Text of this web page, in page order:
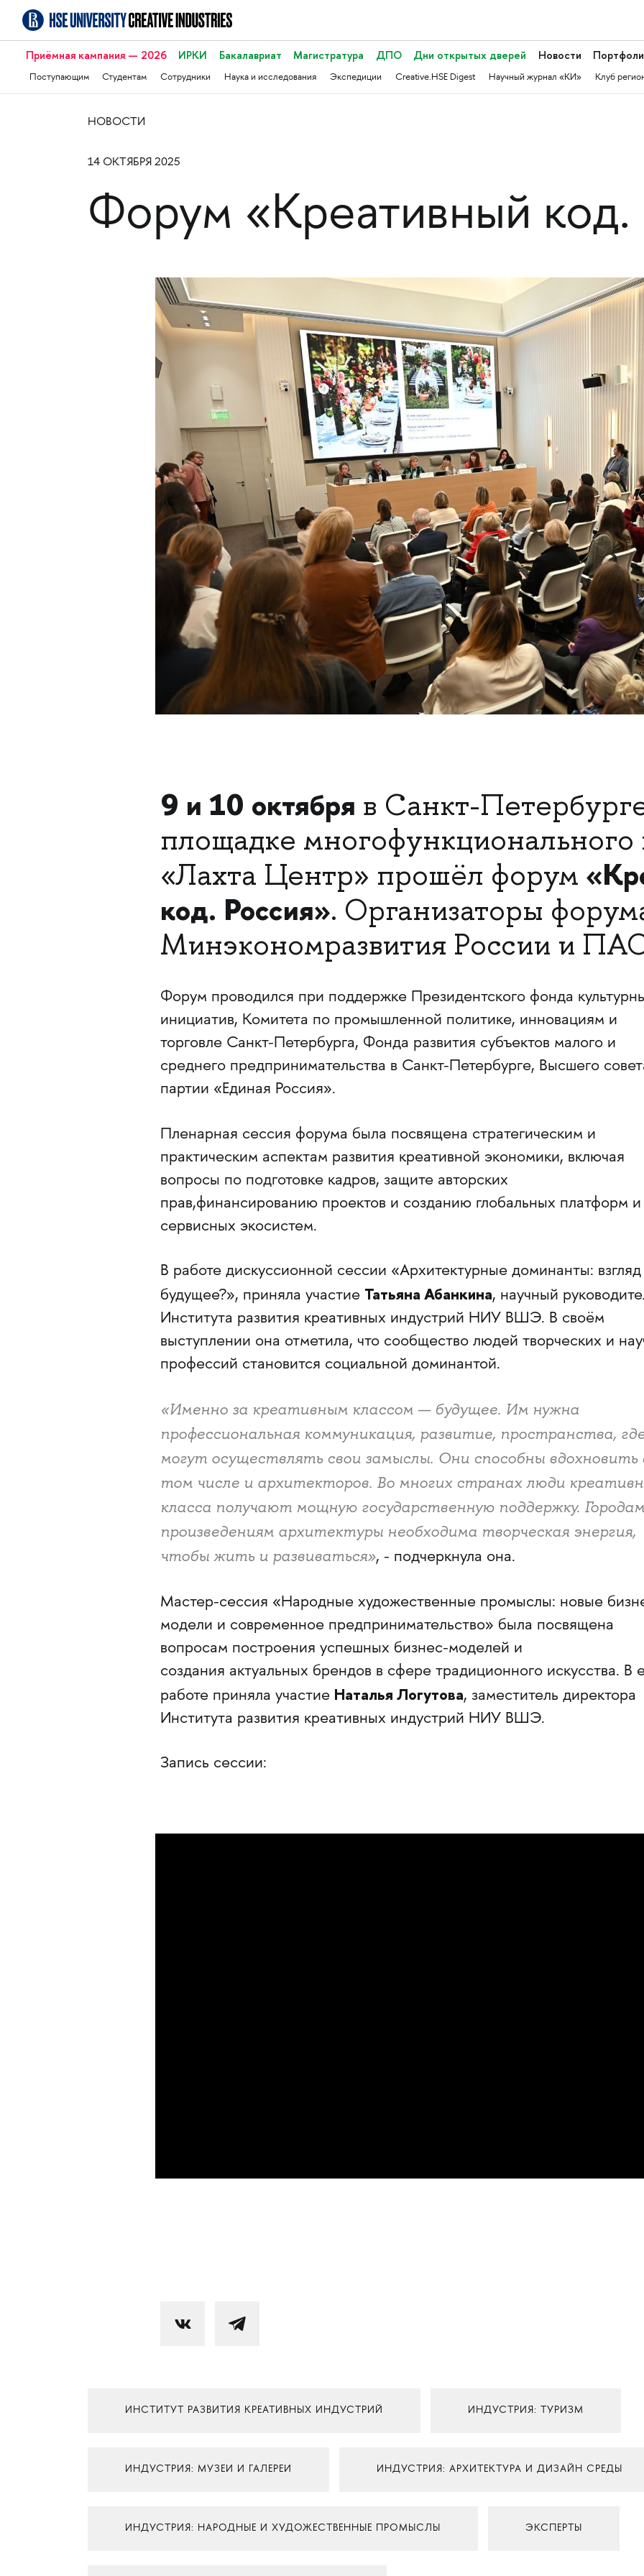
Приёмная кампания — 2026 ИРКИ Бакалавриат Магистратура ДПО Дни открытых дверей Новости
Поступающим Студентам Сотрудники Наука и исследования Экспедиции Creative.HSE Digest Научный журнал «КИ» Клуб
НОВОСТИ
14 ОКТЯБРЯ 2025
Форум «Креативный код.
9 и 10 октября в Санкт-
площадке многофункционального
«Лахта Центр» прошёл форум
код. Россия». Организаторы
Минэкономразвития России и
Форум проводился при поддержке Президентского фонда
инициатив, Комитета по промышленной политике, инновациям и
торговле Санкт-Петербурга, Фонда развития субъектов малого и
среднего предпринимательства в Санкт-Петербурге, Высшего
партии «Единая Россия».
Пленарная сессия форума была посвящена стратегическим и
практическим аспектам развития креативной экономики, включая
вопросы по подготовке кадров, защите авторских
прав,финансированию проектов и созданию глобальных платформ и
сервисных экосистем.
В работе дискуссионной сессии «Архитектурные доминанты: взгляд
будущее?», приняла участие Татьяна Абанкина, научный
Института развития креативных индустрий НИУ ВШЭ. В своём
выступлении она отметила, что сообщество людей творческих и
профессий становится социальной доминантой.
«Именно за креативным классом — будущее. Им нужна
профессиональная коммуникация, развитие, пространства,
могут осуществлять свои замыслы. Они способны вдохновить
том числе и архитекторов. Во многих странах люди
класса получают мощную государственную поддержку.
произведениям архитектуры необходима творческая энергия,
чтобы жить и развиваться», - подчеркнула она.
Мастер-сессия «Народные художественные промыслы: новые
модели и современное предпринимательство» была посвящена
вопросам построения успешных бизнес-моделей и
создания актуальных брендов в сфере традиционного искусства. В
работе приняла участие Наталья Логутова, заместитель директора
Института развития креативных индустрий НИУ ВШЭ.
Запись сессии:
ИНСТИТУТ РАЗВИТИЯ КРЕАТИВНЫХ ИНДУСТРИЙ ИНДУСТРИЯ: ТУРИЗМ
ИНДУСТРИЯ: МУЗЕИ И ГАЛЕРЕИ ИНДУСТРИЯ: АРХИТЕКТУРА И ДИЗАЙН СРЕДЫ
ИНДУСТРИЯ: НАРОДНЫЕ И ХУДОЖЕСТВЕННЫЕ ПРОМЫСЛЫ ЭКСПЕРТЫ